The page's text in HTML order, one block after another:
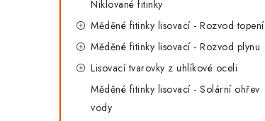
Niklované fitinky
Měděné fitinky lisovací - Rozvod topení
Měděné fitinky lisovací - Rozvod plynu
Lisovací tvarovky z uhlíkové oceli
Měděné fitinky lisovací - Solární ohřev
vody